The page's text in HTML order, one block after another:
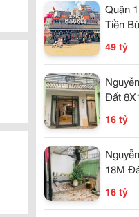
Quận
Tiền
80Tr/
49 tỷ
Đất
16 tỷ
18M
16 tỷ